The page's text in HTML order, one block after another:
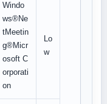
Windo
ws®Ne
tMeetin
g®Micr
osoft C
orporati
on
Lo
w